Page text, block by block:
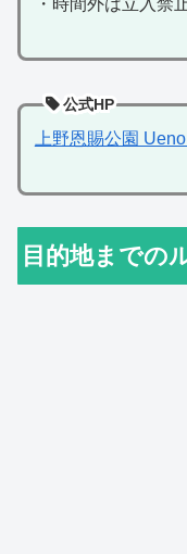
公式HP
上野恩賜公園
目的地までの